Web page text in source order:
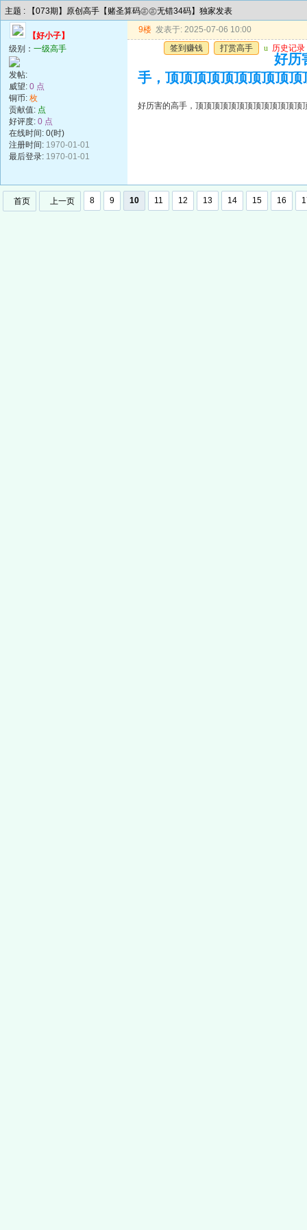
主题 : 【073期】原创高手【赌圣算码㊣㊣无错34码】独家发表
【好小子】
级别： 一级高手
发帖:
威望: 0 点
铜币: 枚
贡献值: 点
好评度: 0 点
在线时间: 0(时)
注册时间: 1970-01-01
最后登录: 1970-01-01
9楼 发表于: 2025-07-06 10:00
签到赚钱
打赏高手 u 历史记录
好历
手，顶顶顶顶顶顶顶顶顶顶
好历害的高手，顶顶顶顶顶顶顶顶顶顶顶顶
首页 上一页 8 9 10 11 12 13 14 15 16